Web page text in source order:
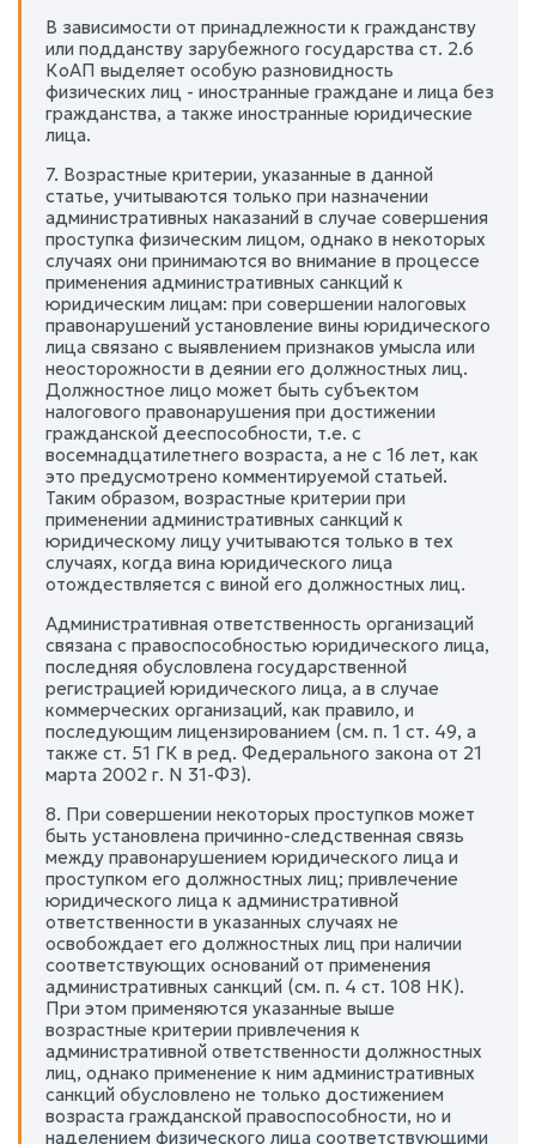
В зависимости от принадлежности к гражданству
или подданству зарубежного государства ст. 2.6
КоАП выделяет особую разновидность
физических лиц - иностранные граждане и лица без
гражданства, а также иностранные юридические
лица.
7. Возрастные критерии, указанные в данной
статье, учитываются только при назначении
административных наказаний в случае совершения
проступка физическим лицом, однако в некоторых
случаях они принимаются во внимание в процессе
применения административных санкций к
юридическим лицам: при совершении налоговых
правонарушений установление вины юридического
лица связано с выявлением признаков умысла или
неосторожности в деянии его должностных лиц.
Должностное лицо может быть субъектом
налогового правонарушения при достижении
гражданской дееспособности, т.е. с
восемнадцатилетнего возраста, а не с 16 лет, как
это предусмотрено комментируемой статьей.
Таким образом, возрастные критерии при
применении административных санкций к
юридическому лицу учитываются только в тех
случаях, когда вина юридического лица
отождествляется с виной его должностных лиц.
Административная ответственность организаций
связана с правоспособностью юридического лица,
последняя обусловлена государственной
регистрацией юридического лица, а в случае
коммерческих организаций, как правило, и
последующим лицензированием (см. п. 1 ст. 49, а
также ст. 51 ГК в ред. Федерального закона от 21
марта 2002 г. N 31-ФЗ).
8. При совершении некоторых проступков может
быть установлена причинно-следственная связь
между правонарушением юридического лица и
проступком его должностных лиц; привлечение
юридического лица к административной
ответственности в указанных случаях не
освобождает его должностных лиц при наличии
соответствующих оснований от применения
административных санкций (см. п. 4 ст. 108 НК).
При этом применяются указанные выше
возрастные критерии привлечения к
административной ответственности должностных
лиц, однако применение к ним административных
санкций обусловлено не только достижением
возраста гражданской правоспособности, но и
наделением физического лица соответствующими